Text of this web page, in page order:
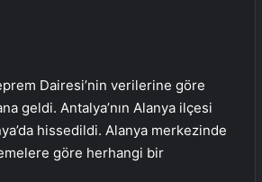
Dairesi’nin verilerine göre
geldi. Antalya’nın Alanya ilçesi
hissedildi. Alanya merkezinde
göre herhangi bir